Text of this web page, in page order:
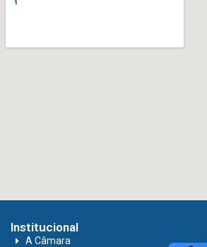
Institucional
A Câmara